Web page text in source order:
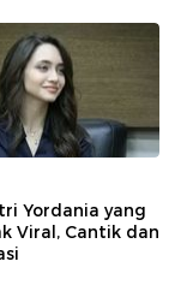
Yordania yang
Viral, Cantik dan